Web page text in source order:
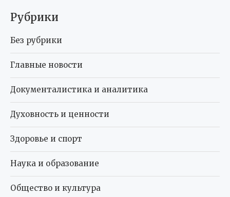
Рубрики
Без рубрики
Главные новости
Документалистика и аналитика
Духовность и ценности
Здоровье и спорт
Наука и образование
Общество и культура